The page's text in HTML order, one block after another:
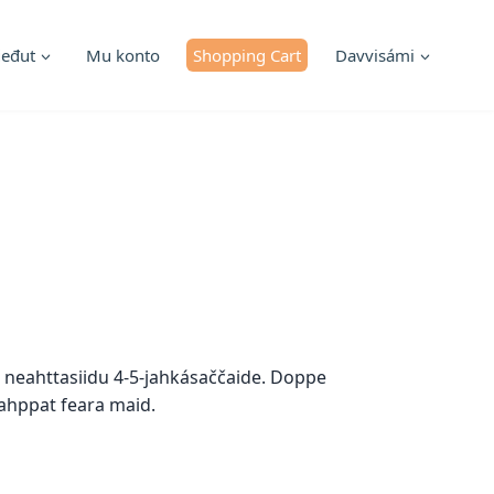
Mu konto Shopping Cart Davvisámi
4-5-jahkásaččaide. Doppe
feara maid.